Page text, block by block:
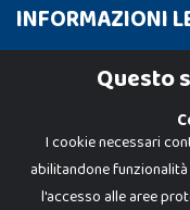
INFORMAZIONI
Cookie PolicyQuesto
I cookie necessari
abilitandone
l'accesso alle aree